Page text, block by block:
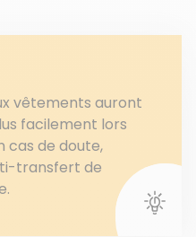
vêtements auront
facilement lors
cas de doute,
transfert de